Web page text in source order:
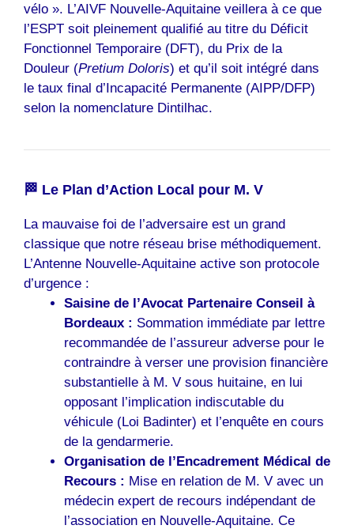
vélo ». L’AIVF Nouvelle-Aquitaine veillera à ce que
l’ESPT soit pleinement qualifié au titre du Déficit
Fonctionnel Temporaire (DFT), du Prix de la
Douleur (Pretium Doloris) et qu’il soit intégré dans
le taux final d’Incapacité Permanente (AIPP/DFP)
selon la nomenclature Dintilhac.
🏁 Le Plan d’Action Local pour M. V
La mauvaise foi de l’adversaire est un grand
classique que notre réseau brise méthodiquement.
L’Antenne Nouvelle-Aquitaine active son protocole
d’urgence :
Saisine de l’Avocat Partenaire Conseil à
Bordeaux : Sommation immédiate par lettre
recommandée de l’assureur adverse pour le
contraindre à verser une provision financière
substantielle à M. V sous huitaine, en lui
opposant l’implication indiscutable du
véhicule (Loi Badinter) et l’enquête en cours
de la gendarmerie.
Organisation de l’Encadrement Médical de
Recours : Mise en relation de M. V avec un
médecin expert de recours indépendant de
l’association en Nouvelle-Aquitaine. Ce